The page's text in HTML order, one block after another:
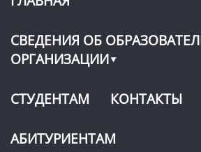
СВЕДЕНИЯ ОБ
ОРГАНИЗАЦИИ
СТУДЕНТАМ КОНТАКТЫ
АБИТУРИЕНТАМ